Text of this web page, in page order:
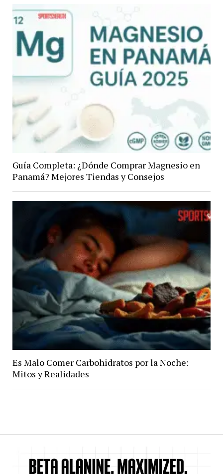
Guía Completa: ¿Dónde Comprar Magnesio en
Panamá? Mejores Tiendas y Consejos
Es Malo Comer Carbohidratos por la Noche:
Mitos y Realidades